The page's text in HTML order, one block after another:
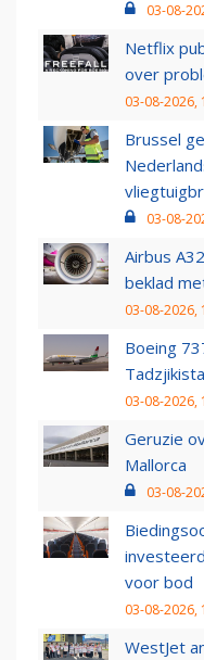
03-08-
Netflix
over
03-08-2026,
Brussel
03-08-
Airbus
beklad
03-08-2026,
Boeing
03-08-2026,
Geruzie
Mallorca
03-08-
voor bod
03-08-2026,
WestJet